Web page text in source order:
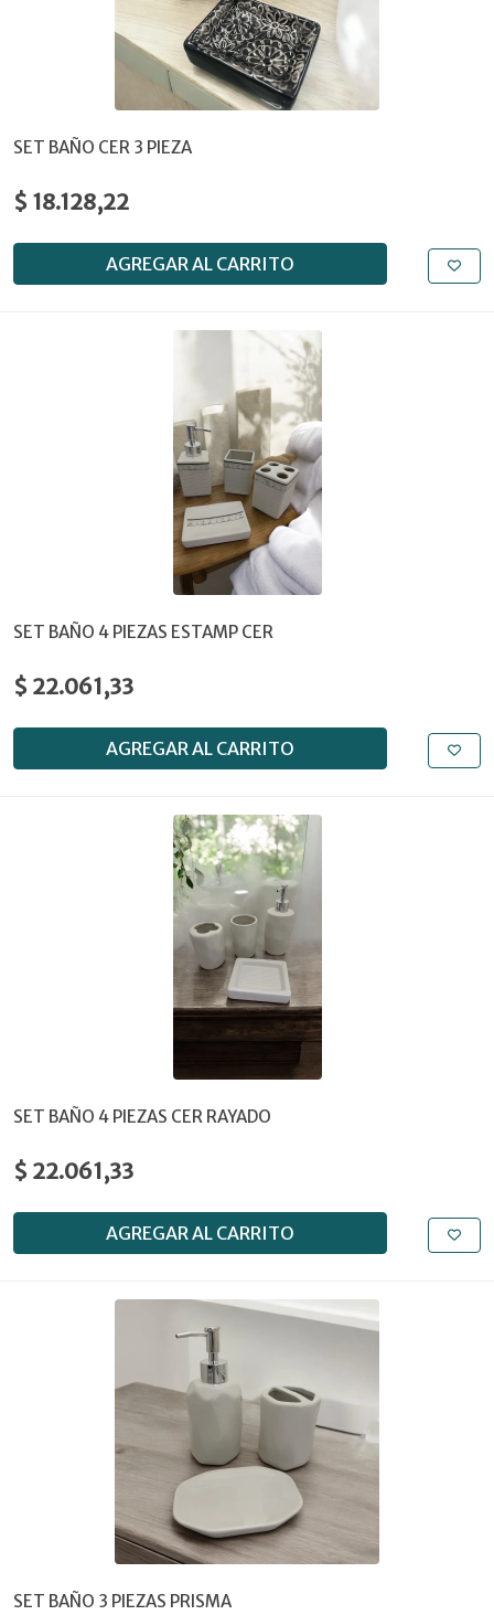
SET BAÑO CER 3 PIEZA
$ 18.128,22
AGREGAR AL CARRITO
SET BAÑO 4 PIEZAS ESTAMP CER
$ 22.061,33
AGREGAR AL CARRITO
SET BAÑO 4 PIEZAS CER RAYADO
$ 22.061,33
AGREGAR AL CARRITO
SET BAÑO 3 PIEZAS PRISMA